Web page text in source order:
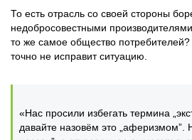
То есть отрасль со своей стороны
недобросовестными
то же самое общество
точно не исправит ситуацию.
«Нас просили избегать термина
давайте назовём это „аферизмом”.